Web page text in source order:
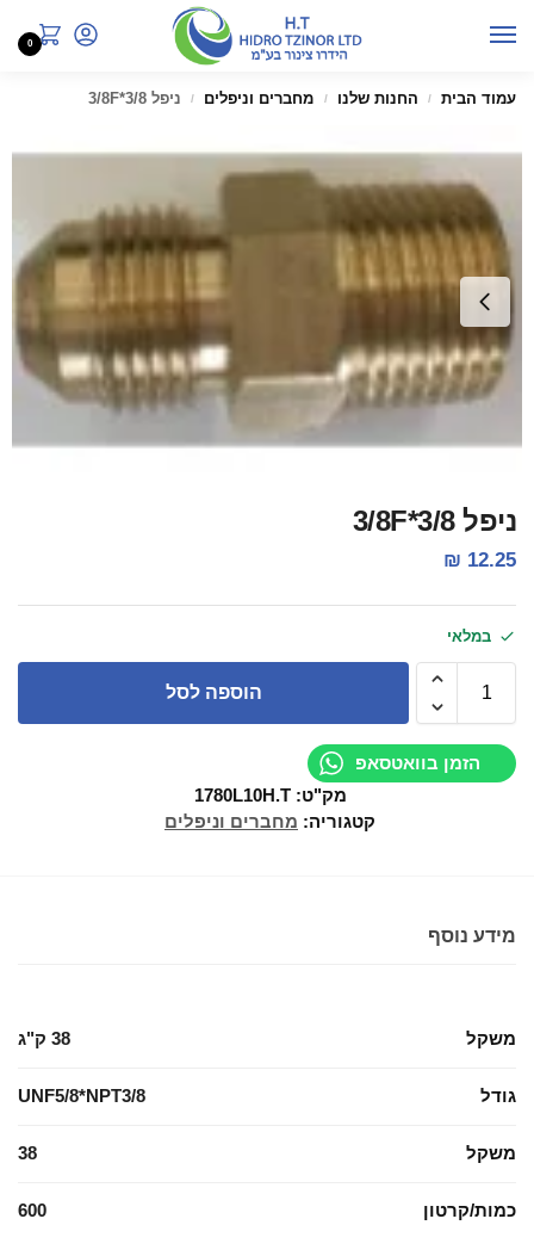
0
עמוד הבית / החנות שלנו / מחברים וניפלים / ניפל 3/8*3/8F
ניפל 3/8*3/8F
₪ 12.25
במלאי
הוספה לסל
הזמן בוואטסאפ
מק"ט:1780L10H.T
קטגוריה: מחברים וניפלים
מידע נוסף
משקל 38 ק"ג
גודל UNF5/8*NPT3/8
משקל 38
כמות/קרטון 600